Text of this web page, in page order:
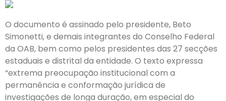
O documento é assinado pelo presidente, Beto
Simonetti, e demais integrantes do Conselho Federal
da OAB, bem como pelos presidentes das 27 secções
estaduais e distrital da entidade. O texto expressa
“extrema preocupação institucional com a
permanência e conformação jurídica de
investigações de longa duração, em especial do